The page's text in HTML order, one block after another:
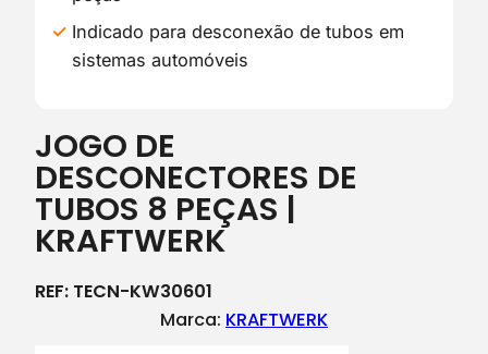
Indicado para desconexão de tubos em
sistemas automóveis
JOGO DE
DESCONECTORES DE
TUBOS 8 PEÇAS |
KRAFTWERK
REF: TECN-KW30601
Marca: KRAFTWERK